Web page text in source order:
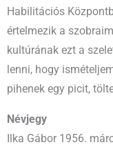
Habilitációs
értelmezik a
kultúrának ezt a
lenni, hogy
pihenek egy picit,
Névjegy
Ilka Gábor 1956.